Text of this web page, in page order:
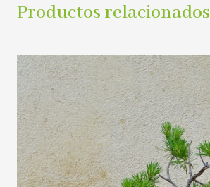
Productos relacionados